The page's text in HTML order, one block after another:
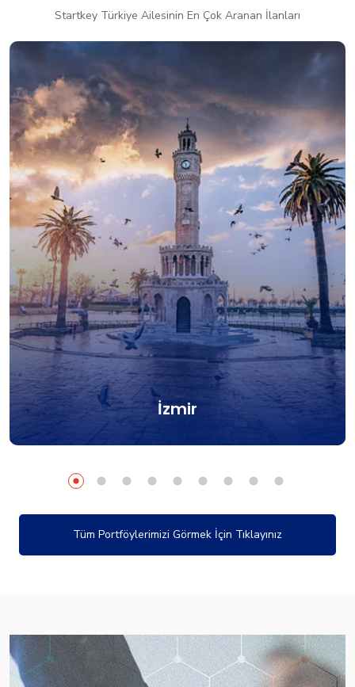
Startkey Türkiye Ailesinin En Çok Aranan İlanları
İzmir
Tüm Portföylerimizi Görmek İçin Tıklayınız